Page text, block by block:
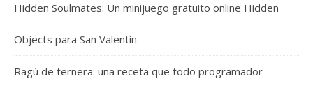
Hidden Soulmates: Un minijuego gratuito online Hidden
Objects para San Valentín
Ragú de ternera: una receta que todo programador